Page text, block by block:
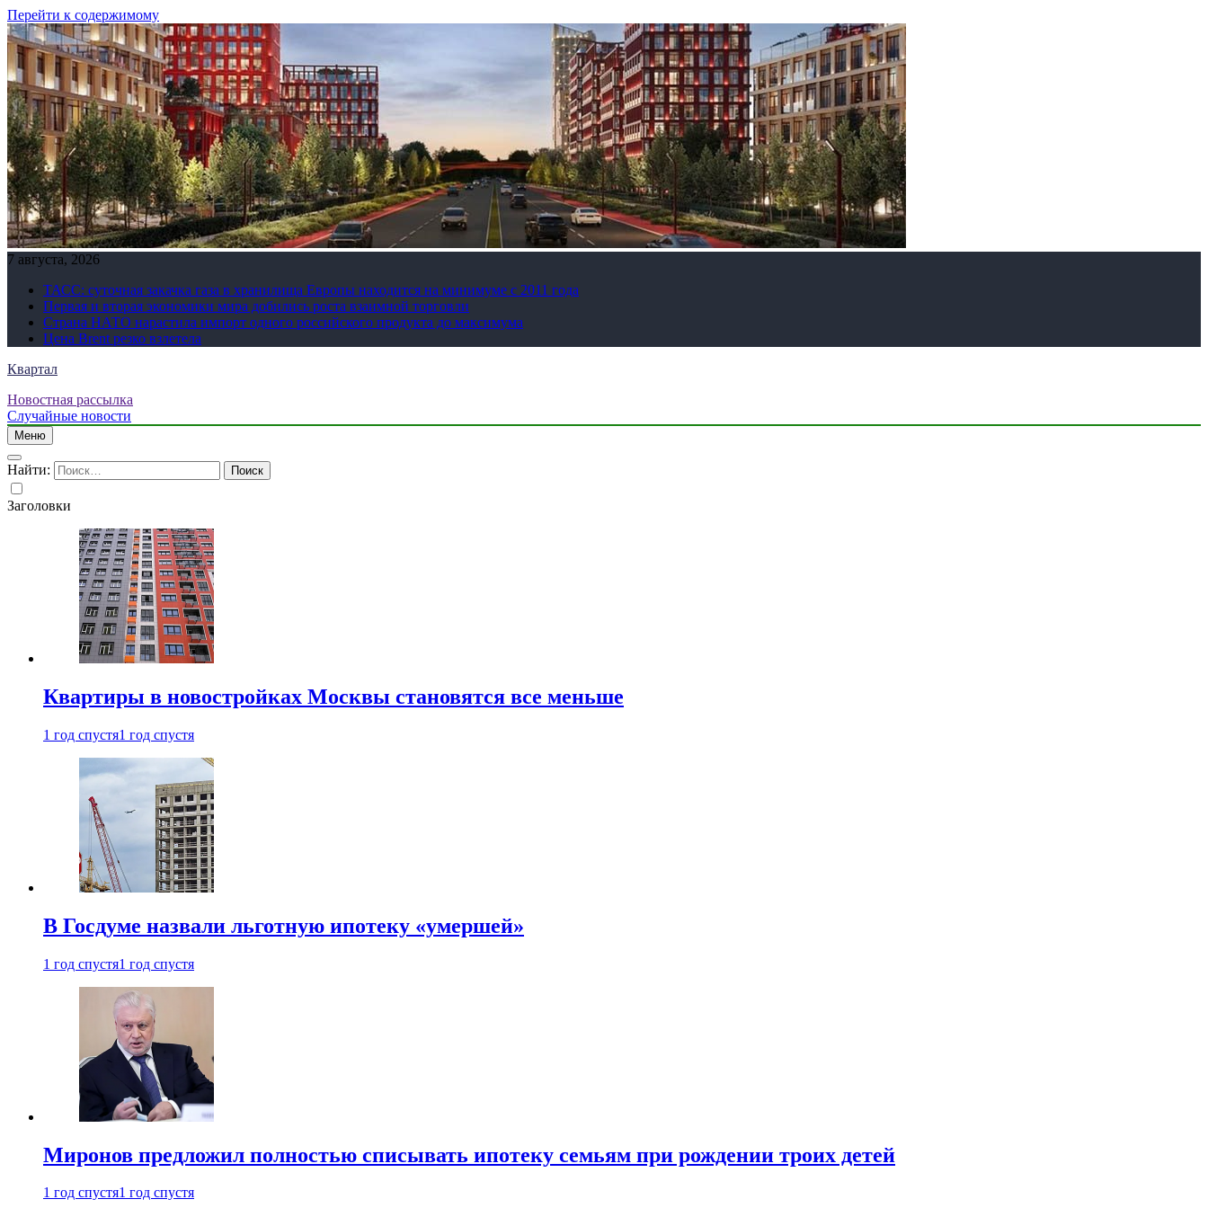
Перейти к содержимому
7 августа, 2026
ТАСС: суточная закачка газа в хранилища Европы находится на минимуме с 2011 года
Первая и вторая экономики мира добились роста взаимной торговли
Страна НАТО нарастила импорт одного российского продукта до максимума
Цена Brent резко взлетела
Квартал
Новостная рассылка
Случайные новости
Меню
Найти:
Заголовки
Квартиры в новостройках Москвы становятся все меньше
1 год спустя1 год спустя
В Госдуме назвали льготную ипотеку «умершей»
1 год спустя1 год спустя
Миронов предложил полностью списывать ипотеку семьям при рождении троих детей
1 год спустя1 год спустя